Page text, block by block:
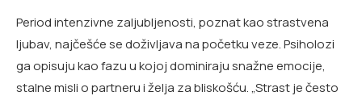
Period intenzivne zaljubljenosti, poznat kao strastvena
ljubav, najčešće se doživljava na početku veze. Psiholozi
ga opisuju kao fazu u kojoj dominiraju snažne emocije,
stalne misli o partneru i želja za bliskošću. „Strast je često